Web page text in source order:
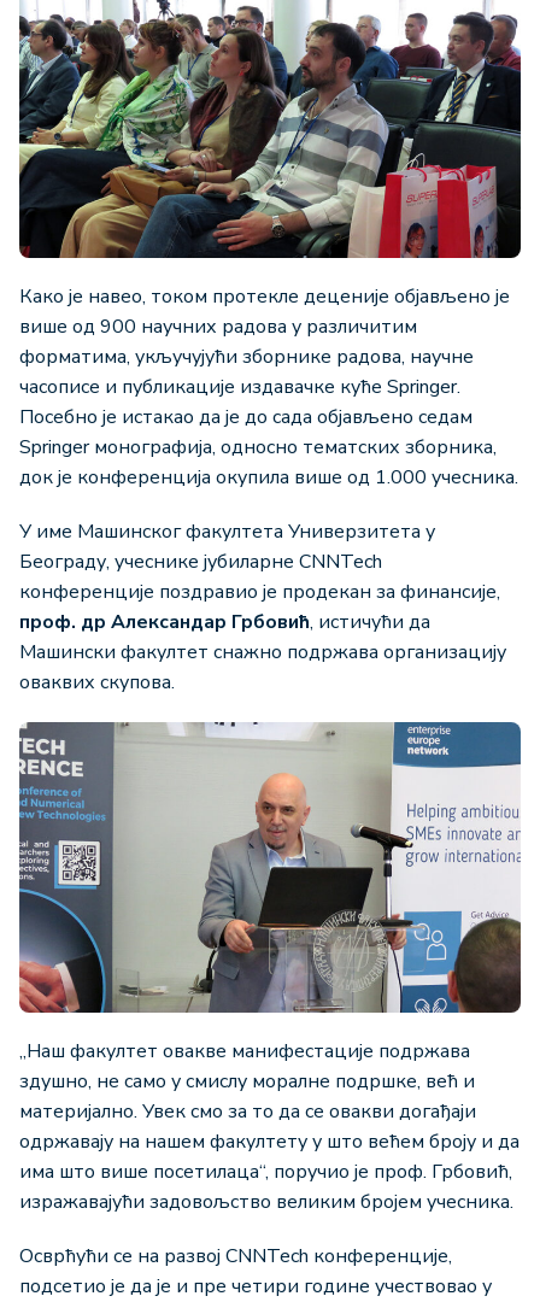
Како је навео, током протекле деценије објављено је
више од 900 научних радова у различитим
форматима, укључујући зборнике радова, научне
часописе и публикације издавачке куће Springer.
Посебно је истакао да је до сада објављено седам
Springer монографија, односно тематских зборника,
док је конференција окупила више од 1.000 учесника.
У име Машинског факултета Универзитета у
Београду, учеснике јубиларне CNNTech
конференције поздравио је продекан за финансије,
проф. др Александар Грбовић, истичући да
Машински факултет снажно подржава организацију
оваквих скупова.
„Наш факултет овакве манифестације подржава
здушно, не само у смислу моралне подршке, већ и
материјално. Увек смо за то да се овакви догађаји
одржавају на нашем факултету у што већем броју и да
има што више посетилаца“, поручио је проф. Грбовић,
изражавајући задовољство великим бројем учесника.
Осврћући се на развој CNNTech конференције,
подсетио је да је и пре четири године учествовао у